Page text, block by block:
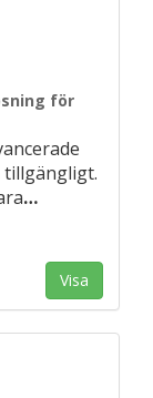
för
…
Visa